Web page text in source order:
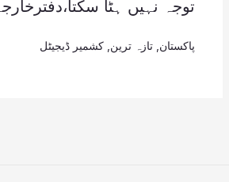
توجہ نہیں ہٹا سکتا،دفترخارجہ
پاکستان تازہ ترین کشمیر ڈیجیٹل